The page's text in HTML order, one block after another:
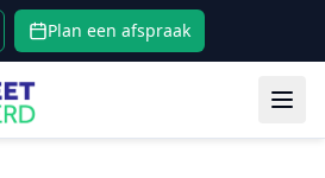
Plan een afspraak